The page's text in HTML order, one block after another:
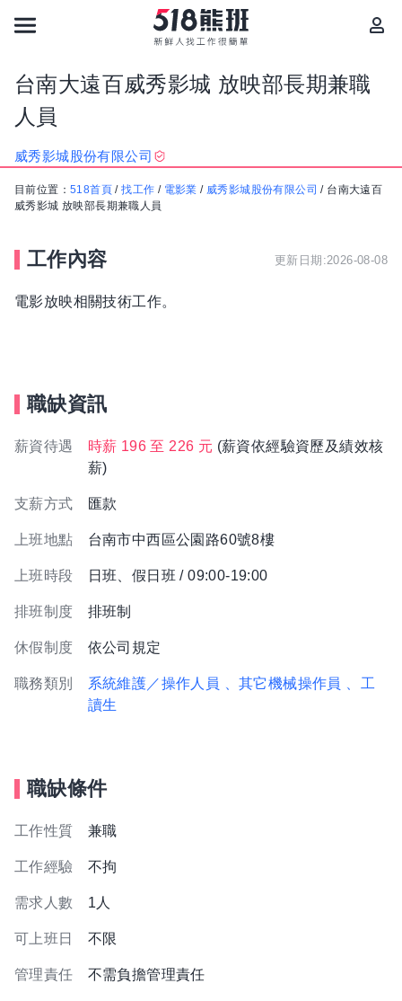
台南大遠百威秀影城 放映部長期兼職
人員
威秀影城股份有限公司
目前位置： 518首頁 /找工作 / 電影業 / 威秀影城股份有限公司 / 台南大遠百
威秀影城 放映部長期兼職人員
工作內容 更新日期:2026-08-08
電影放映相關技術工作。
職缺資訊
薪資待遇 時薪 196 至 226 元 (薪資依經驗資歷及績效核
薪)
支薪方式 匯款
上班地點 台南市中西區公園路60號8樓
上班時段 日班、假日班 / 09:00-19:00
排班制度 排班制
休假制度 依公司規定
職務類別 系統維護／操作人員 、其它機械操作員
、工
讀生
職缺條件
工作性質 兼職
工作經驗 不拘
需求人數 1人
可上班日 不限
管理責任 不需負擔管理責任